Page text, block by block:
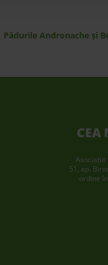
Pădurile Andronache şi
CEA
Asociaţia
51, ap.
ordine